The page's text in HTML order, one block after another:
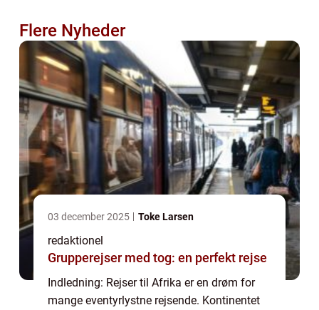
Flere Nyheder
03 december 2025 Toke Larsen
redaktionel
Grupperejser med tog: en perfekt rejse
Indledning: Rejser til Afrika er en drøm for
mange eventyrlystne rejsende. Kontinentet